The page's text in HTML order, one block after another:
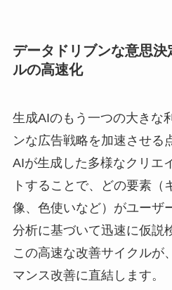
データドリブンな意思
ルの高速化
生成AIのもう一つの大きな
ンな広告戦略を加速させる
AIが生成した多様なクリエ
トすることで、どの要素（
像、色使いなど）がユーザ
分析に基づいて迅速に仮説
この高速な改善サイクルが
マンス改善に直結します。